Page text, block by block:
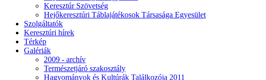
Keresztúr Szövetség
Hejőkeresztúri Táblajátékosok Társasága Egyesület
Szolgáltatók
Keresztúri hírek
Térkép
Galériák
2009 - archív
Természetjáró szakosztály
Hagyományok és Kultúrák Találkozója 2011